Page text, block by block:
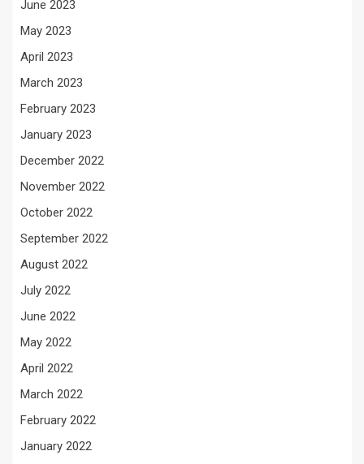
June 2023
May 2023
April 2023
March 2023
February 2023
January 2023
December 2022
November 2022
October 2022
September 2022
August 2022
July 2022
June 2022
May 2022
April 2022
March 2022
February 2022
January 2022